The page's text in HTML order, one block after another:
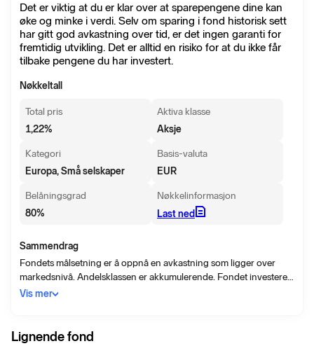
Det er viktig at du er klar over at sparepengene dine kan
øke og minke i verdi. Selv om sparing i fond historisk sett
har gitt god avkastning over tid, er det ingen garanti for
fremtidig utvikling. Det er alltid en risiko for at du ikke får
tilbake pengene du har investert.
Nøkkeltall
Total pris
1,22%
Aktiva klasse
Aksje
Kategori
Europa, Små selskaper
Basis-valuta
EUR
Belåningsgrad
80%
Nøkkelinformasjon
Last ned
Sammendrag
Fondets målsetning er å oppnå en avkastning som ligger over
markedsnivå. Andelsklassen er akkumulerende. Fondet investerer
hovedsakelig i små og mellomstore aksjer og egenkapitalbevis fra
Europa. Fondet kan investere i land som betegnes som
fremvoksende markeder.
Vis mer
Lignende fond